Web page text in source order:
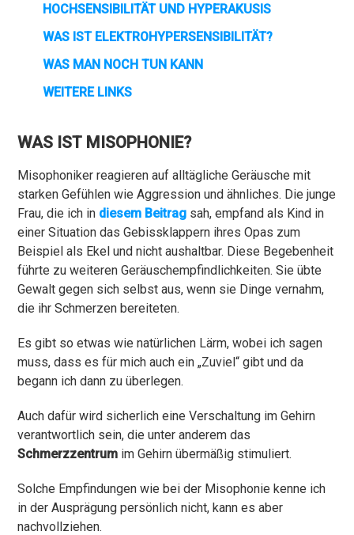
HOCHSENSIBILITÄT UND HYPERAKUSIS
WAS IST ELEKTROHYPERSENSIBILITÄT?
WAS MAN NOCH TUN KANN
WEITERE LINKS
WAS IST MISOPHONIE?
Misophoniker reagieren auf alltägliche Geräusche mit
starken Gefühlen wie Aggression und ähnliches. Die junge
Frau, die ich in diesem Beitrag sah, empfand als Kind in
einer Situation das Gebissklappern ihres Opas zum
Beispiel als Ekel und nicht aushaltbar. Diese Begebenheit
führte zu weiteren Geräuschempfindlichkeiten. Sie übte
Gewalt gegen sich selbst aus, wenn sie Dinge vernahm,
die ihr Schmerzen bereiteten.
Es gibt so etwas wie natürlichen Lärm, wobei ich sagen
muss, dass es für mich auch ein „Zuviel“ gibt und da
begann ich dann zu überlegen.
Auch dafür wird sicherlich eine Verschaltung im Gehirn
verantwortlich sein, die unter anderem das
Schmerzzentrum im Gehirn übermäßig stimuliert.
Solche Empfindungen wie bei der Misophonie kenne ich
in der Ausprägung persönlich nicht, kann es aber
nachvollziehen.